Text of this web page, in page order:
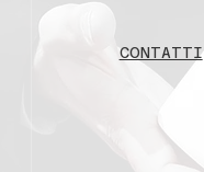
CONTATTI